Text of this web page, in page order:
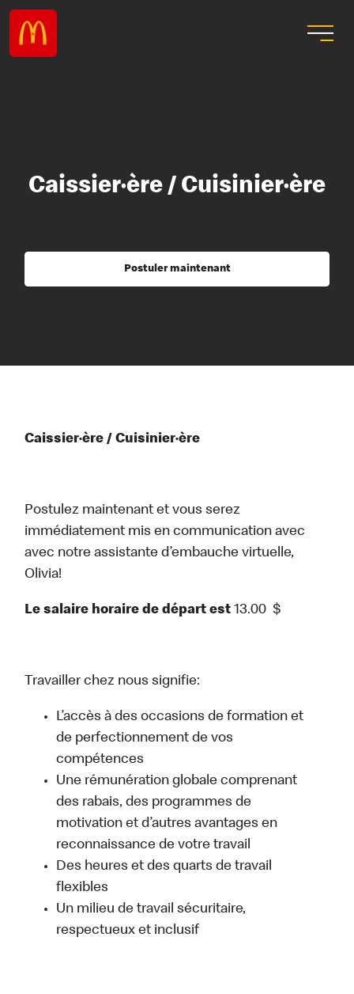
Caissier·ère / Cuisinier·ère
Postuler maintenant
Caissier·ère / Cuisinier·ère
Postulez maintenant et vous serez
immédiatement mis en communication avec
avec notre assistante d’embauche virtuelle,
Olivia!
Le salaire horaire de départ est 13.00 $
Travailler chez nous signifie:
L’accès à des occasions de formation et
de perfectionnement de vos
compétences
Une rémunération globale comprenant
des rabais, des programmes de
motivation et d’autres avantages en
reconnaissance de votre travail
Des heures et des quarts de travail
flexibles
Un milieu de travail sécuritaire,
respectueux et inclusif